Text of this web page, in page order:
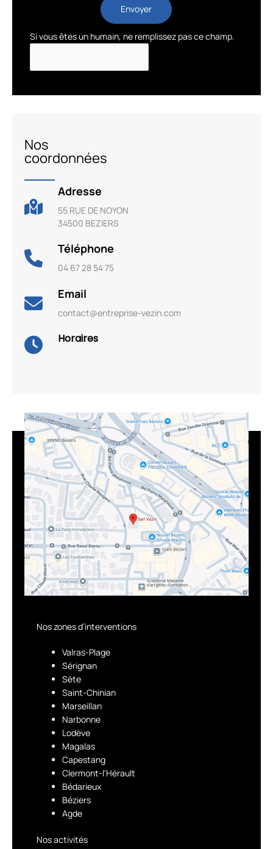
Envoyer
Si vous êtes un humain, ne remplissez pas ce champ.
Nos
coordonnées
Adresse
55 RUE DE NOYON
34500 BEZIERS
Téléphone
04 67 28 54 75
Email
contact@entreprise-vezin.com
Horaires
Nos zones d’interventions
Valras-Plage
Sérignan
Sète
Saint-Chinian
Marseillan
Narbonne
Lodève
Magalas
Capestang
Clermont-l'Hérault
Bédarieux
Béziers
Agde
Nos activités